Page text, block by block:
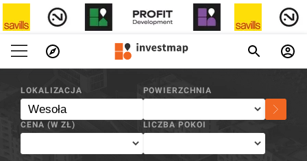
INVESTMAP.PL WESOŁA
LOKALIZACJA POWIERZCHNIA
CENA (W ZŁ) LICZBA POKOI